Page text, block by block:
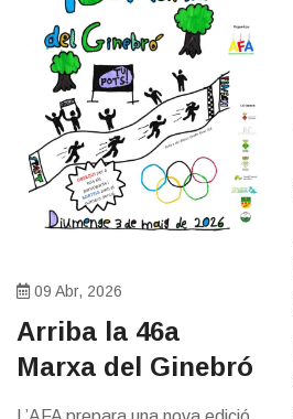
09 Abr, 2026
Arriba la 46a
Marxa del Ginebró